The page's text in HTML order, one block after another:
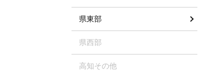
県東部
県西部
高知その他